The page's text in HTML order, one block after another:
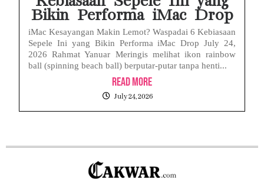
Bikin Performa iMac Drop
iMac Kesayangan Makin Lemot? Waspadai 6 Kebiasaan
Sepele Ini yang Bikin Performa iMac Drop July 24,
2026 Rahmat Yanuar Meringis melihat ikon rainbow
ball (spinning beach ball) berputar-putar tanpa henti...
Read More
July 24, 2026